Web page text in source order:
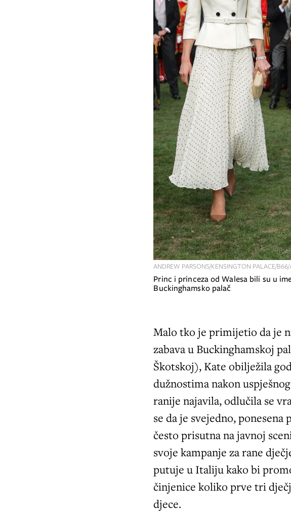
Princ i princeza od Walesa bili su u ime kralja Charlesa domaćini vrtne zabave u
Buckinghamsko palač
ANDREW PARSONS/KENSINGTON PALACE/
Malo tko je primijetio da je
zabava u Buckinghamskoj
Škotskoj), Kate obilježila
dužnostima nakon
ranije najavila, odlučila se
se da je svejedno,
često prisutna na javnoj
svoje kampanje za rane
putuje u Italiju kako bi
činjenice koliko prve tri
djece.